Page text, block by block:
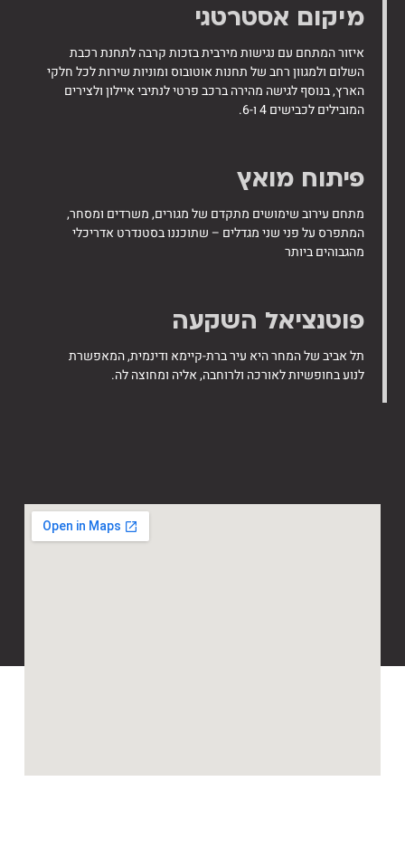
מיקום אסטרטגי
איזור המתחם עם נגישות מירבית בזכות קרבה לתחנת רכבת
השלום ולמגוון רחב של תחנות אוטובוס ומוניות שירות לכל חלקי
הארץ, בנוסף לגישה מהירה ברכב פרטי לנתיבי איילון ולצירים
המובילים לכבישים 4 ו-6.
פיתוח מואץ
מתחם עירוב שימושים מתקדם של מגורים, משרדים ומסחר,
המתפרס על פני שני מגדלים – שתוכננו בסטנדרט אדריכלי
מהגבוהים ביותר
פוטנציאל השקעה
תל אביב של המחר היא עיר ברת-קיימא ודינמית, המאפשרת
לנוע בחופשיות לאורכה ולרוחבה, אליה ומחוצה לה.